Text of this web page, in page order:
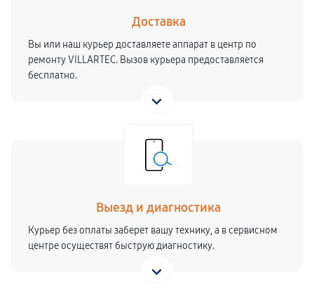
Доставка
Вы или наш курьер доставляете аппарат в центр по
ремонту VILLARTEC. Вызов курьера предоставляется
бесплатно.
Выезд и диагностика
Курьер без оплаты заберет вашу технику, а в сервисном
центре осуществят быструю диагностику.